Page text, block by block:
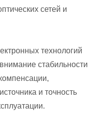
сетей и
технологий
стабильности
и точность